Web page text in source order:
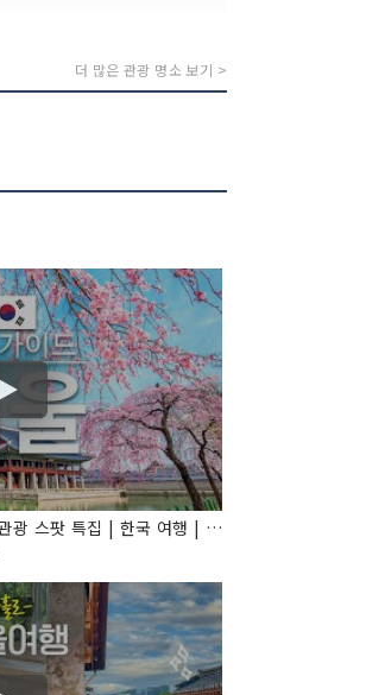
더 많은 관광 명소 보기 >
【서울】여행 - 서울의 인기 관광 스팟 특집 | 한국 여행 | 아시아 여행 | Seoul Travel